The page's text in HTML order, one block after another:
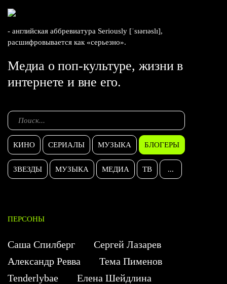
- английская аббревиатура Seriously [ˈsɪərɪəslɪ],
расшифровывается как «серьезно».
Медиа о поп-культуре, жизни в
интернете и вне его.
КИНО СЕРИАЛЫ МУЗЫКА БЛОГЕРЫ
ЗВЕЗДЫ МУЗЫКА МЕДИА ТВ ...
ПЕРСОНЫ
Саша Спилберг
Сергей Лазарев
Александр Ревва
Тема Пименов
Tenderlybae
Елена Шейдлина